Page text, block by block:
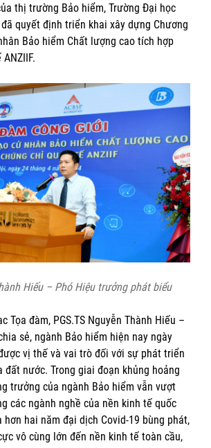
thị trường Bảo hiểm, Trường Đại học
quyết định triển khai xây dựng Chương
Bảo hiểm Chất lượng cao tích hợp
Hiếu – Phó Hiệu trưởng phát biểu
Tọa đàm, PGS.TS Nguyễn Thành Hiếu –
sẻ, ngành Bảo hiểm hiện nay ngày
vị thế và vai trò đối với sự phát triển
đất nước. Trong giai đoạn khủng hoảng
trưởng của ngành Bảo hiểm vẫn vượt
các ngành nghề của nền kinh tế quốc
hơn hai năm đại dịch Covid-19 bùng phát,
vô cùng lớn đến nền kinh tế toàn cầu,